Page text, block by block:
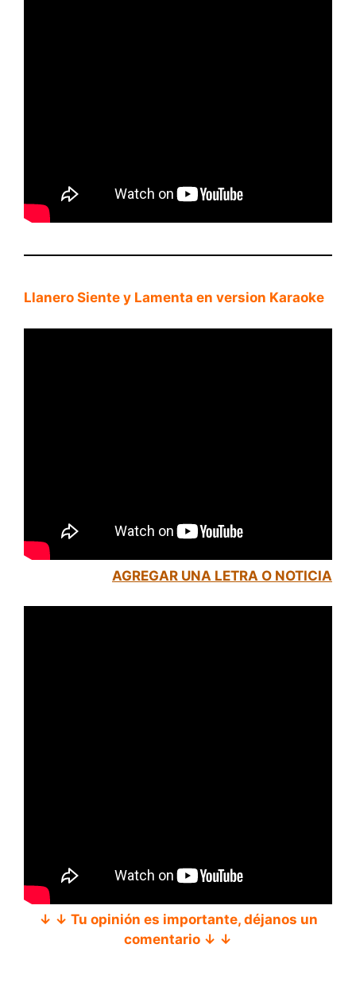
Llanero Siente y Lamenta en version Karaoke
AGREGAR UNA LETRA O NOTICIA
↓ ↓ Tu opinión es importante, déjanos un
comentario ↓ ↓